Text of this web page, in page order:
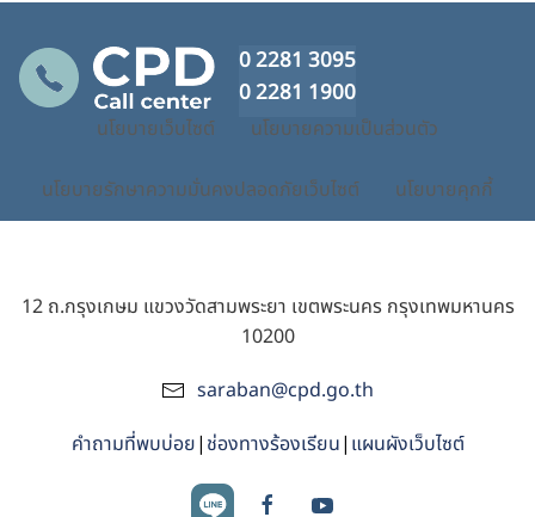
0 2281 3095
0 2281 1900
นโยบายเว็บไซต์ นโยบายความเป็นส่วนตัว
นโยบายรักษาความมั่นคงปลอดภัยเว็บไซต์ นโยบายคุกกี้
12 ถ.กรุงเกษม แขวงวัดสามพระยา เขตพระนคร กรุงเทพมหานคร
10200
saraban@cpd.go.th
คำถามที่พบบ่อย| ช่องทางร้องเรียน| แผนผังเว็บไซต์